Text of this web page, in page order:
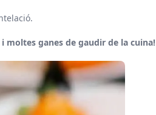
ganes de gaudir de la cuina!